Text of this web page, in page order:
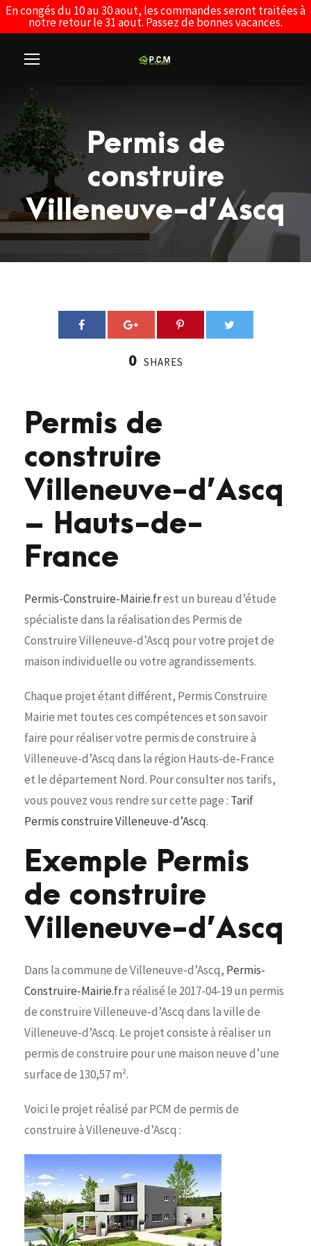
En congés du 10 au 30 aout, les commandes seront traitées à
notre retour le 31 aout. Passez de bonnes vacances.
Permis de
construire
Villeneuve-d’Ascq
0 SHARES
Permis de
construire
Villeneuve-d’Ascq
– Hauts-de-
France
Permis-Construire-Mairie.frest un bureau d’étude
spécialiste dans la réalisation des Permis de
Construire Villeneuve-d’Ascq pour votre projet de
maison individuelle ou votre agrandissements.
Chaque projet étant différent, Permis Construire
Mairie met toutes ces compétences et son savoir
faire pour réaliser votre permis de construire à
Villeneuve-d’Ascq dans la région Hauts-de-France
et le département Nord. Pour consulter nos tarifs,
vous pouvez vous rendre sur cette page : Tarif
Permis construire Villeneuve-d’Ascq.
Exemple Permis
de construire
Villeneuve-d’Ascq
Dans la commune de Villeneuve-d’Ascq, Permis-
Construire-Mairie.fra réalisé le 2017-04-19 un permis
de construire Villeneuve-d’Ascq dans la ville de
Villeneuve-d’Ascq. Le projet consiste à réaliser un
permis de construire pour une maison neuve d’une
surface de 130,57 m².
Voici le projet réalisé par PCM de permis de
construire à Villeneuve-d’Ascq :